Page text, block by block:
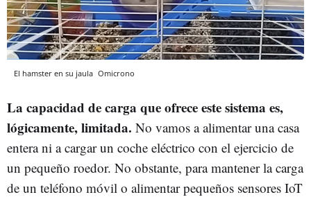
El hamster en su jaula Omicrono
La capacidad de carga que ofrece este sistema es,
lógicamente, limitada. No vamos a alimentar una casa
entera ni a cargar un coche eléctrico con el ejercicio de
un pequeño roedor. No obstante, para mantener la carga
de un teléfono móvil o alimentar pequeños sensores IoT